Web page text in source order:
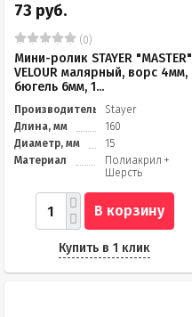
73 руб.
(0)
Мини-ролик STAYER "MASTER"
VELOUR малярный, ворс 4мм,
бюгель 6мм, 1...
Производитель
Stayer
Длина, мм
160
Диаметр, мм
15
Материал
Полиакрил +
Шерсть
В корзину
Купить в 1 клик